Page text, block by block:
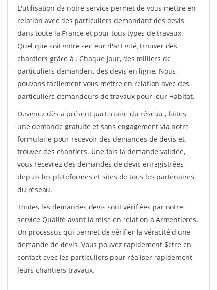
L'utilisation de notre service permet de vous mettre en
relation avec des particuliers demandant des devis
dans toute la France et pour tous types de travaux.
Quel que soit votre secteur d'activité, trouver des
chantiers grâce à . Chaque jour, des milliers de
particuliers demandent des devis en ligne. Nous
pouvons facilement vous mettre en relation avec des
particuliers demandeurs de travaux pour leur Habitat.
Devenez dès à présent partenaire du réseau , faites
une demande gratuite et sans engagement via notre
formulaire pour recevoir des demandes de devis et
trouver des chantiers. Une fois la demande validée,
vous recevrez des demandes de devis enregistrées
depuis les plateformes et sites de tous les partenaires
du réseau.
Toutes les demandes devis sont vérifiées par notre
service Qualité avant la mise en relation à Armentieres.
Un processus qui permet de vérifier la véracité d'une
demande de devis. Vous pouvez rapidement $etre en
contact avec les particuliers pour réaliser rapidement
leurs chantiers travaux.